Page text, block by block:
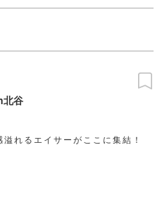
北谷
溢れるエイサーがここに集結！